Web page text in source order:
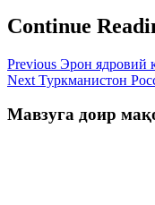
Continue
Previous Эрон ядровий
Next Туркманистон
Мавзуга доир